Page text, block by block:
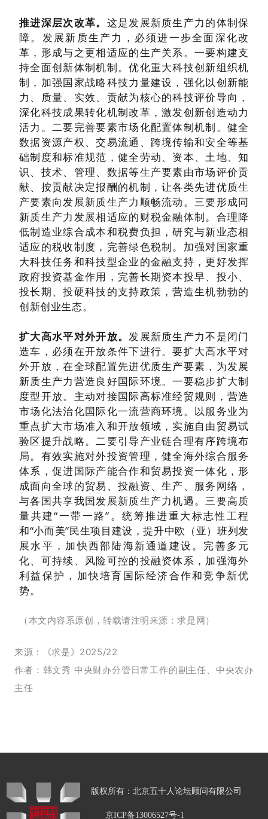
推进深层次改革。 这是发展新质生产力的体制保
障。发展新质生产力，必须进一步全面深化改
革，形成与之更相适应的生产关系。一要构建支
持全面创新体制机制。优化重大科技创新组织机
制，加强国家战略科技力量建设，强化以创新能
力、质量、实效、贡献为核心的科技评价导向，
深化科技成果转化机制改革，激发创新创造动力
活力。二要完善要素市场化配置体制机制。健全
数据资源产权、交易流通、跨境传输和安全等基
础制度和标准规范，健全劳动、资本、土地、知
识、技术、管理、数据等生产要素由市场评价贡
献、按贡献决定报酬的机制，让各类先进优质生
产要素向发展新质生产力顺畅流动。三要形成同
新质生产力发展相适应的财税金融体制。合理降
低制造业综合成本和税费负担，研究与新业态相
适应的税收制度，完善绿色税制。加强对国家重
大科技任务和科技型企业的金融支持，更好发挥
政府投资基金作用，完善长期资本投早、投小、
投长期、投硬科技的支持政策，营造生机勃勃的
创新创业生态。
扩大高水平对外开放。发展新质生产力不是闭门
造车，必须在开放条件下进行。要扩大高水平对
外开放，在全球配置先进优质生产要素，为发展
新质生产力营造良好国际环境。一要稳步扩大制
度型开放。主动对接国际高标准经贸规则，营造
市场化法治化国际化一流营商环境。以服务业为
重点扩大市场准入和开放领域，实施自由贸易试
验区提升战略。二要引导产业链合理有序跨境布
局。有效实施对外投资管理，健全海外综合服务
体系，促进国际产能合作和贸易投资一体化，形
成面向全球的贸易、投融资、生产、服务网络，
与各国共享我国发展新质生产力机遇。三要高质
量共建“一带一路”。统筹推进重大标志性工程
和“小而美”民生项目建设，提升中欧（亚）班列发
展水平，加快西部陆海新通道建设。完善多元
化、可持续、风险可控的投融资体系，加强海外
利益保护，加快培育国际经济合作和竞争新优
势。
（本文内容系原创，转载请注明来源：求是网）
来源：
《求是》2025/22
作者 ： 韩文秀 中央财办分管日常工作的副主任、中央农办
主任
版权所有：北京五十人论坛顾问有限公司
京ICP备13006527号-1